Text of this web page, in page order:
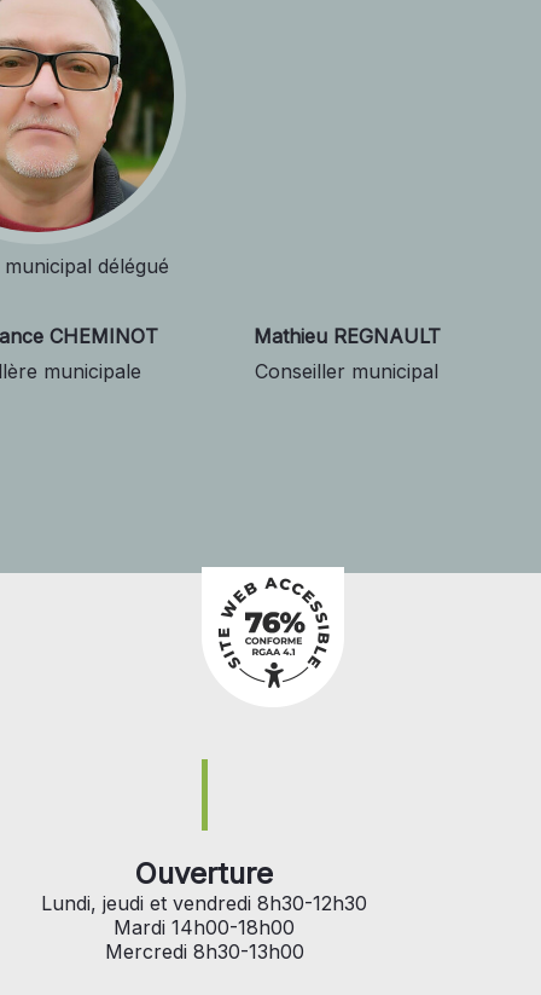
délégué
CHEMINOT
municipale
Mathieu REGNAULT
Conseiller municipal
Ouverture
Lundi, jeudi et vendredi 8h30-12h30
Mardi 14h00-18h00
Mercredi 8h30-13h00